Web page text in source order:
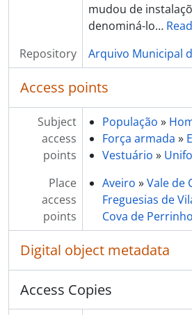
mudou de
denominá-lo…
Repository
Arquivo Municipal
Access points
Subject
access
points
População »
Força armada »
Vestuário »
Place
access
points
Aveiro »Vale de
Freguesias de
Cova de Perrinho
Digital object metadata
Access Copies